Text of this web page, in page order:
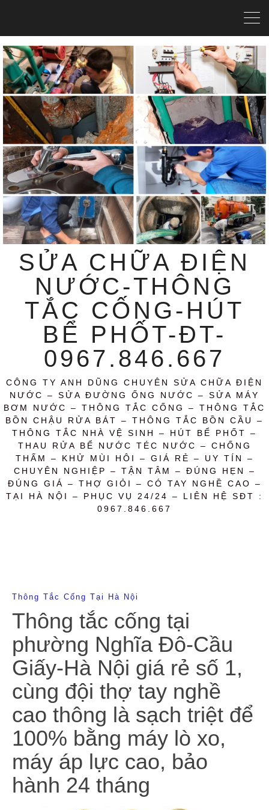
SỬA CHỮA ĐIỆN
NƯỚC-THÔNG
TẮC CỐNG-HÚT
BỂ PHỐT-ĐT-
0967.846.667
CÔNG TY ANH DŨNG CHUYÊN SỬA CHỮA ĐIỆN
NƯỚC – SỬA ĐƯỜNG ỐNG NƯỚC – SỬA MÁY
BƠM NƯỚC – THÔNG TẮC CỐNG – THÔNG TẮC
BỒN CHẬU RỬA BÁT – THÔNG TẮC BỒN CẦU –
THÔNG TẮC NHÀ VỆ SINH – HÚT BỂ PHỐT –
THAU RỬA BỂ NƯỚC TÉC NƯỚC – CHỐNG
THẤM – KHỬ MÙI HÔI – GIÁ RẺ – UY TÍN –
CHUYÊN NGHIỆP – TẬN TÂM – ĐÚNG HẸN –
ĐÚNG GIÁ – THỢ GIỎI – CÓ TAY NGHỀ CAO –
TẠI HÀ NỘI – PHỤC VỤ 24/24 – LIÊN HỆ SĐT :
0967.846.667
Thông Tắc Cống Tại Hà Nội
Thông tắc cống tại
phường Nghĩa Đô-Cầu
Giấy-Hà Nội giá rẻ số 1,
cùng đội thợ tay nghề
cao thông là sạch triệt để
100% bằng máy lò xo,
máy áp lực cao, bảo
hành 24 tháng